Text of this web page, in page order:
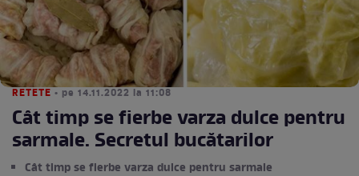
RETETE • pe 14.11.2022 la 11:08
Cât timp se fierbe varza dulce pentru
sarmale. Secretul bucătarilor
Cât timp se fierbe varza dulce pentru sarmale